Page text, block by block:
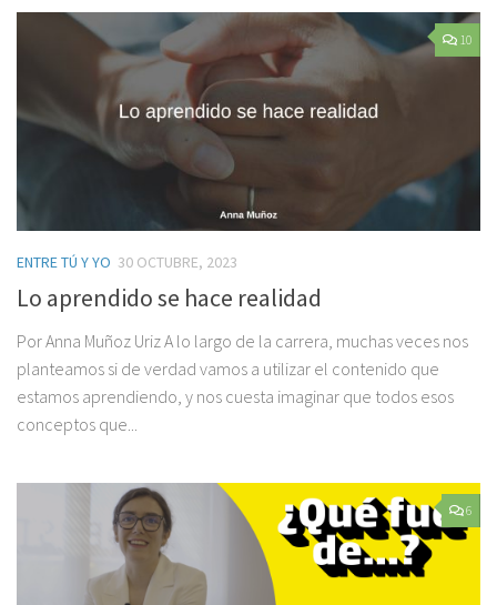
10
ENTRE TÚ Y YO 30 OCTUBRE, 2023
Lo aprendido se hace realidad
Por Anna Muñoz Uriz A lo largo de la carrera, muchas veces nos
planteamos si de verdad vamos a utilizar el contenido que
estamos aprendiendo, y nos cuesta imaginar que todos esos
conceptos que...
6